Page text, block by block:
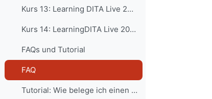
Kurs 13: Learning DITA Live 2018
Kurs 14: LearningDITA Live 2019 - deutsche Präsentation
FAQs und Tutorial
FAQ
Tutorial: Wie belege ich einen Kurs?